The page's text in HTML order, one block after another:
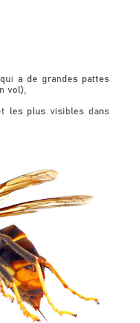
a de grandes pattes
vol),
les plus visibles dans